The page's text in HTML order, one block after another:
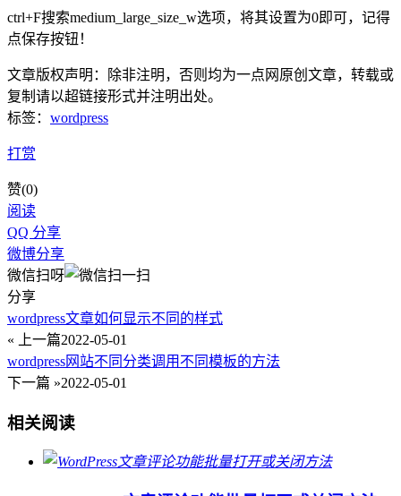
ctrl+F搜索medium_large_size_w选项，将其设置为0即可，记得
点保存按钮！
文章版权声明：除非注明，否则均为一点网 原创文章，转载或
复制请以超链接形式并注明出处。
标签： wordpress
打赏
赞(0)
阅读
QQ 分享
微博分享
微信扫呀
分享
wordpress文章如何显示不同的样式
« 上一篇2022-05-01
wordpress网站不同分类调用不同模板的方法
下一篇 »2022-05-01
相关阅读